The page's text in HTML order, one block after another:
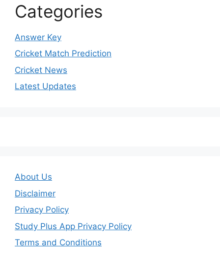
Categories
Answer Key
Cricket Match Prediction
Cricket News
Latest Updates
About Us
Disclaimer
Privacy Policy
Study Plus App Privacy Policy
Terms and Conditions